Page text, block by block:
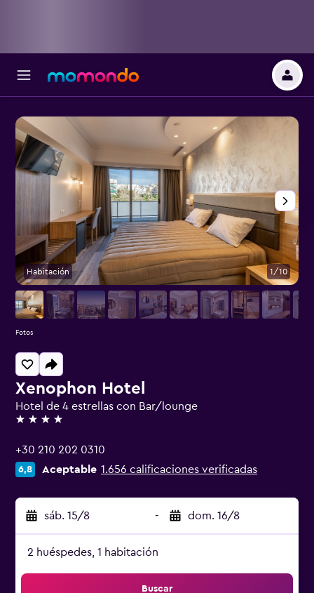
Xenophon Hotel
Hotel de 4 estrellas con Bar/lounge
4 estrellas
+30 210 202 0310
6,8 Aceptable 1.656 calificaciones verificadas
sáb. 15/8 - dom. 16/8
2 huéspedes, 1 habitación
Buscar
Habitación 1/10
Fotos